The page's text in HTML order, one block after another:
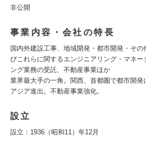
非公開
事業内容・会社の特長
国内外建設工事、地域開発・都市開発・その
びこれらに関するエンジニアリング・マネー
ング業務の受託、不動産事業ほか
業界最大手の一角。関西、首都圏で都市開発
アジア進出。不動産事業強化。
設立
設立：1936（昭和11）年12月